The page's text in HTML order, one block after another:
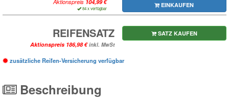
84 x verfügbar EINKAUFEN
REIFENSATZ
Aktionspreis inkl. MwSt
SATZ KAUFEN
zusätzliche Reifen-Versicherung verfügbar
Beschreibung